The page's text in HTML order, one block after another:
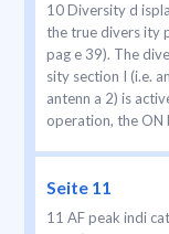
10 Diversity d
the true divers ity
pag e 39). The
sity section I (i.e.
antenn a 2) is
operation, the ON
Seite 11
11 AF peak indi